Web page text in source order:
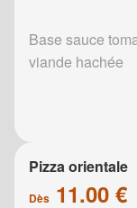
Base sauce
viande hachée
Pizza orientale
Dès 11.00 €